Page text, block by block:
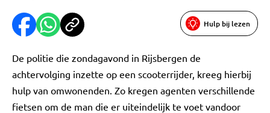
Hulp bij lezen
De politie die zondagavond in Rijsbergen de
achtervolging inzette op een scooterrijder, kreeg hierbij
hulp van omwonenden. Zo kregen agenten verschillende
fietsen om de man die er uiteindelijk te voet vandoor